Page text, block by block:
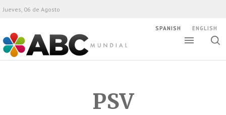
ABC Mundial
Jueves, 06 de Agosto
SPANISH ENGLISH
PSV